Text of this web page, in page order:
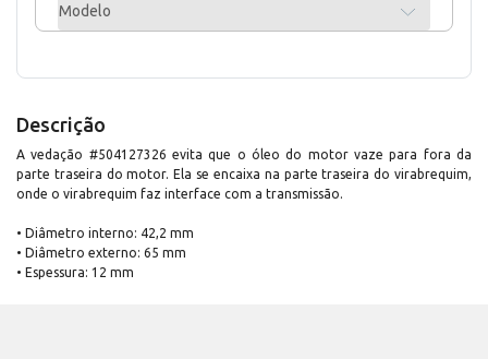
Modelo
Descrição
A vedação #504127326 evita que o óleo do motor vaze para fora da
parte traseira do motor. Ela se encaixa na parte traseira do virabrequim,
onde o virabrequim faz interface com a transmissão.
• Diâmetro interno: 42,2 mm
• Diâmetro externo: 65 mm
• Espessura: 12 mm